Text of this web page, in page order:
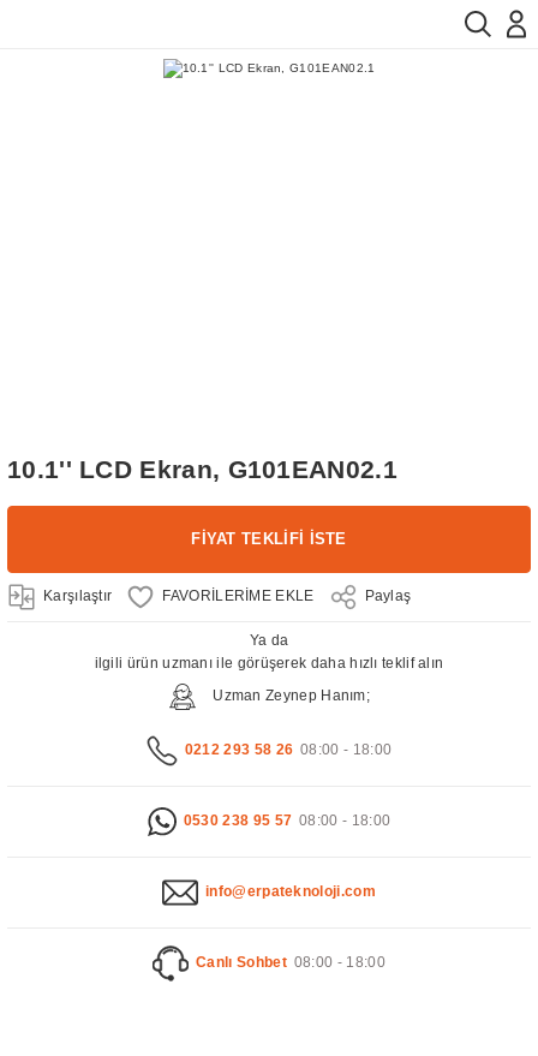
10.1'' LCD Ekran, G101EAN02.1
FİYAT TEKLİFİ İSTE
Karşılaştır Paylaş
Ya da
ilgili ürün uzmanı ile görüşerek daha hızlı teklif alın
Uzman Zeynep Hanım;
0212 293 58 26 08:00 - 18:00
0530 238 95 57 08:00 - 18:00
info@erpateknoloji.com
Canlı Sohbet 08:00 - 18:00